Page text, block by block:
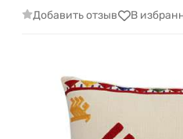
Добавить отзыв В